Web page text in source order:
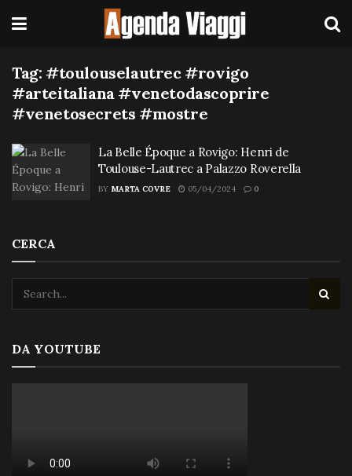
Tag: #toulouselautrec #rovigo
#arteitaliana #venetodascoprire
#venetosecrets #mostre
La Belle Époque a Rovigo: Henri de
Toulouse-Lautrec a Palazzo Roverella
BY MARTA COVRE 05/04/2024 0
CERCA
DA YOUTUBE